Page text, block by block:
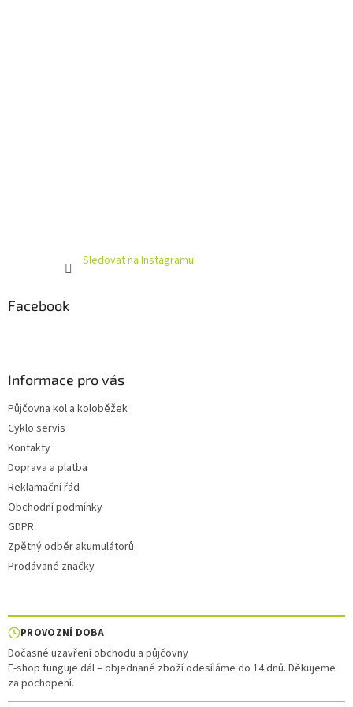
Sledovat na Instagramu
Facebook
Informace pro vás
Půjčovna kol a koloběžek
Cyklo servis
Kontakty
Doprava a platba
Reklamační řád
Obchodní podmínky
GDPR
Zpětný odběr akumulátorů
Prodávané značky
PROVOZNÍ DOBA
Dočasné uzavření obchodu a půjčovny
E-shop funguje dál – objednané zboží odesíláme do 14 dnů. Děkujeme
za pochopení.